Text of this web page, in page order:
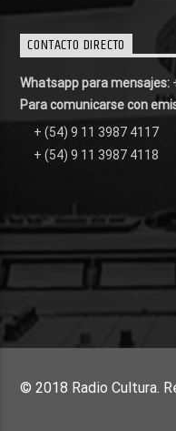
CONTACTO DIRECTO
Whatsapp para mensajes:
Para comunicarse con
+ (54) 9 11 3987 4117
+ (54) 9 11 3987 4118
© 2018 Radio Cultura.